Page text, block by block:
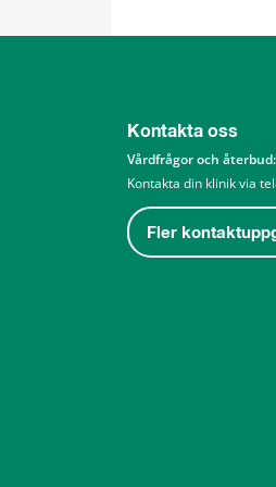
Kontakta oss
Vårdfrågor och återbud:
Kontakta din klinik via
Fler